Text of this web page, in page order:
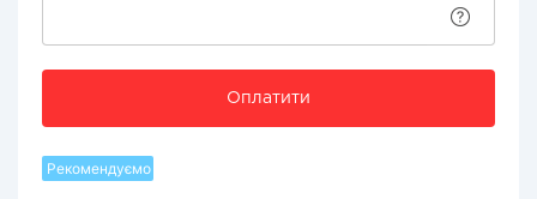
Оплатити
Рекомендуємо